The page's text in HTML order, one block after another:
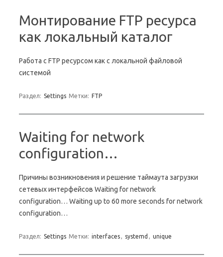
Монтирование FTP ресурса
как локальный каталог
Работа с FTP ресурсом как с локальной файловой
системой
Раздел: Settings Метки: FTP
Waiting for network
configuration…
Причины возникновения и решение таймаута загрузки
сетевых интерфейсов Waiting for network
configuration… Waiting up to 60 more seconds for network
configuration…
Раздел: Settings Метки: interfaces, systemd , unique